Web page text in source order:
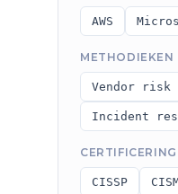
AWS
METHODIEKEN
Vendor risk
Incident
CISSP